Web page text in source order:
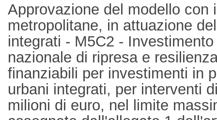
Approvazione del modello con
metropolitane, in attuazione
integrati - M5C2 -
nazionale di ripresa e
finanziabili per investimenti in
urbani integrati, per interventi
milioni di euro, nel limite